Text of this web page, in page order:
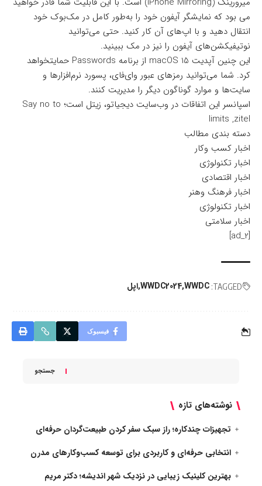
می بود که نمایشگر آیفون خود را به‌طور کامل در مک‌بوک خود
انتقال دهید و با اپ‌های آن کار کنید. حتی می‌توانید
نوتیفیکشن‌های آیفون را نیز در مک ببینید.
این چنین آپدیت macOS 15 از برنامه Passwords حمایتخواهد
کرد. شما می‌توانید رمزهای عبور وای‌فای، پسورد نرم‌افزارها و
سایت‌ها و موارد گوناگون دیگر را مدیریت کنند.
اسپانسر این اتفاقات در وب‌سایت دیجیاتو، زیتل است؛ Say no to
limits ,zitel
دسته بندی مطالب
اخبار کسب وکار
اخبار تکنولوژی
اخبار اقتصادی
اخبار فرهنگ وهنر
اخبار تکنولوژی
اخبار سلامتی
[ad_2]
TAGGED:
WWDC
WWDC2024اپل
فیسبوک
جستجو
نوشته‌های تازه
تجهیزات چندکاره؛ راز سبک سفر کردن طبیعت‌گردان حرفه‌ای
انتخابی حرفه‌ای و کاربردی برای توسعه کسب‌وکارهای مدرن
بهترین کلینیک زیبایی در نزدیک شهر اندیشه؛ دکتر مریم